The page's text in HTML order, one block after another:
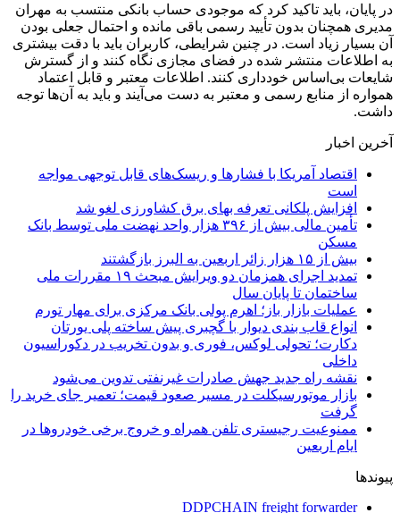
در پایان، باید تاکید کرد که موجودی حساب بانکی منتسب به مهران
مدیری همچنان بدون تأیید رسمی باقی مانده و احتمال جعلی بودن
آن بسیار زیاد است. در چنین شرایطی، کاربران باید با دقت بیشتری
به اطلاعات منتشر شده در فضای مجازی نگاه کنند و از گسترش
شایعات بی‌اساس خودداری کنند. اطلاعات معتبر و قابل اعتماد
همواره از منابع رسمی و معتبر به دست می‌آیند و باید به آن‌ها توجه
داشت.
آخرین اخبار
اقتصاد آمریکا با فشارها و ریسک‌های قابل توجهی مواجه
است
افزایش پلکانی تعرفه بهای برق کشاورزی لغو شد
تأمین مالی بیش از ۳۹۶ هزار واحد نهضت ملی توسط بانک
مسکن
بیش از ۱۵ هزار زائر اربعین به البرز بازگشتند
تمدید اجرای همزمان دو ویرایش مبحث ۱۹ مقررات ملی
ساختمان تا پایان سال
عملیات بازار باز؛ اهرم پولی بانک مرکزی برای مهار تورم
انواع قاب بندی دیوار با گچبری پیش ساخته پلی یورتان
دکارت؛ تحولی لوکس، فوری و بدون تخریب در دکوراسیون
داخلی
نقشه راه جدید جهش صادرات غیرنفتی تدوین می‌شود
بازار موتورسیکلت در مسیر صعود قیمت؛ تعمیر جای خرید را
گرفت
ممنوعیت رجیستری تلفن همراه و خروج برخی خودروها در
ایام اربعین
پیوندها
DDPCHAIN freight forwarder